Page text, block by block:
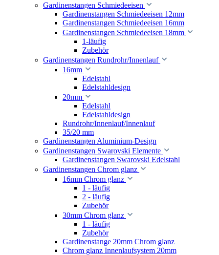
Gardinenstangen Schmiedeeisen
Gardinenstangen Schmiedeeisen 12mm
Gardinenstangen Schmiedeeisen 16mm
Gardinenstangen Schmiedeeisen 18mm
1-läufig
Zubehör
Gardinenstangen Rundrohr/Innenlauf
16mm
Edelstahl
Edelstahldesign
20mm
Edelstahl
Edelstahldesign
Rundrohr/Innenlauf/Innenlauf
35/20 mm
Gardinenstangen Aluminium-Design
Gardinenstangen Swarovski Elemente
Gardinenstangen Swarovski Edelstahl
Gardinenstangen Chrom glanz
16mm Chrom glanz
1 - läufig
2 - läufig
Zubehör
30mm Chrom glanz
1 - läufig
Zubehör
Gardinenstange 20mm Chrom glanz
Chrom glanz Innenlaufsystem 20mm